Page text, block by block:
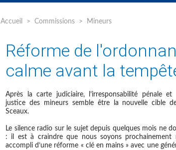
Accueil > Commissions > Mineurs
Réforme de
calme avant la
Après la carte judiciaire, l’irresponsabilité pénale et
justice des mineurs semble être la nouvelle cible
Sceaux.
Le silence radio sur le sujet depuis quelques mois ne
: il est à craindre que nous soyons
accompli d’une réforme « clé en mains » avec une